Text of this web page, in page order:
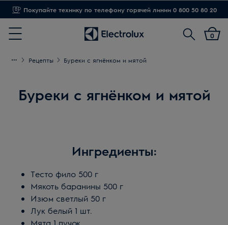
Покупайте технику по телефону горячей линии 0 800 50 80 20
Menu
Поиск 0
Рецепты Буреки с ягнёнком и мятой
Буреки с ягнёнком и мятой
Ингредиенты:
Тесто фило 500 г
Мякоть баранины 500 г
Изюм светлый 50 г
Лук белый 1 шт.
Мята 1 пучок